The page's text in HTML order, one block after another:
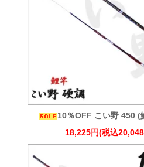
10％OFF こい野 450 (
18,225円(税込